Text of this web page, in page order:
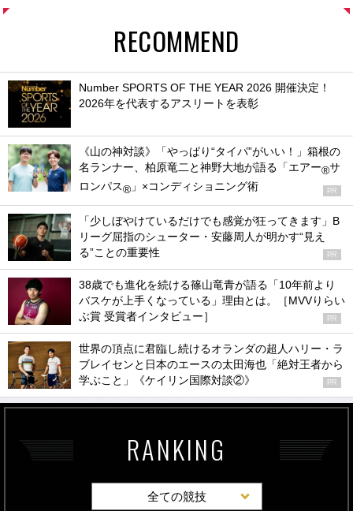
RECOMMEND
Number SPORTS OF THE YEAR 2026 開催決定！
2026年を代表するアスリートを表彰
《山の神対談》「やっぱり“タイパ”がいい！」箱根の
名ランナー、柏原竜二と神野大地が語る「エアー®サ
ロンパス® 」×コンディショニング術 PR
「少しぼやけているだけでも感覚が狂ってきます」B
リーグ屈指のシューター・安藤周人が明かす“見え
る”ことの重要性
PR
38歳でも進化を続ける篠山竜青が語る「10年前より
バスケが上手くなっている」理由とは。［MVVりらい
ぶ賞 受賞者インタビュー］
PR
世界の頂点に君臨し続けるオランダの超人ハリー・ラ
ブレイセンと日本のエースの太田海也「絶対王者から
学ぶこと」《ケイリン国際対談②》
PR
RANKING
全ての競技